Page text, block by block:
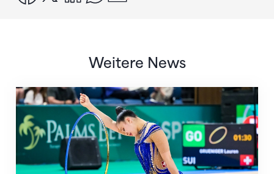
Weitere News
Nächster Halt: Weltmeisterschaft